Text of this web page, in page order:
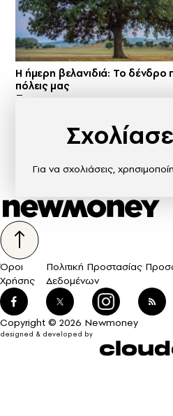
Η ήμερη βελανιδιά: Το δένδρο
πόλεις μας
Για να σχολιάσεις,
Όροι
Χρήσης
Πολιτική Προστασίας
Δεδομένων
Copyright © 2026 Newmoney
designed & developed by